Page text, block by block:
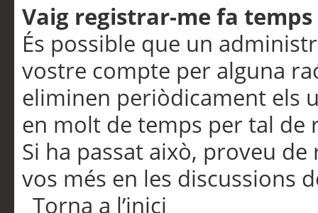
Vaig registrar-me fa
És possible que un
vostre compte per alguna
eliminen periòdicament els
en molt de temps per tal de
Si ha passat això, proveu
vos més en les discussions
Torna a l’inici